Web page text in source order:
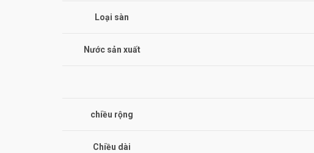
Loại sàn
Nước sản xuất
chiều rộng
Chiều dài